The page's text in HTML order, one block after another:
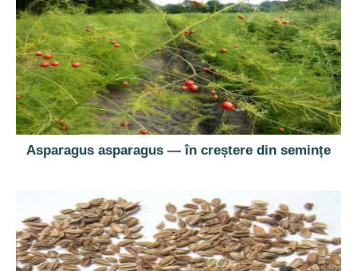
Asparagus asparagus — în creștere din semințe